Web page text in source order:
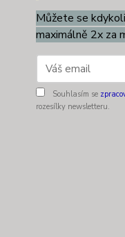
Můžete se
maximálně 2x za
Souhlasím se
rozesílky newsletteru.